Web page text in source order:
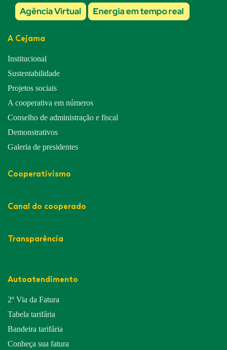
A Cejama
Institucional
Sustentabilidade
Projetos sociais
A cooperativa em números
Conselho de administração e fiscal
Demonstrativos
Galeria de presidentes
Cooperativismo
Canal do cooperado
Transparência
Autoatendimento
2º Via da Fatura
Tabela tarifária
Bandeira tarifária
Conheça sua fatura